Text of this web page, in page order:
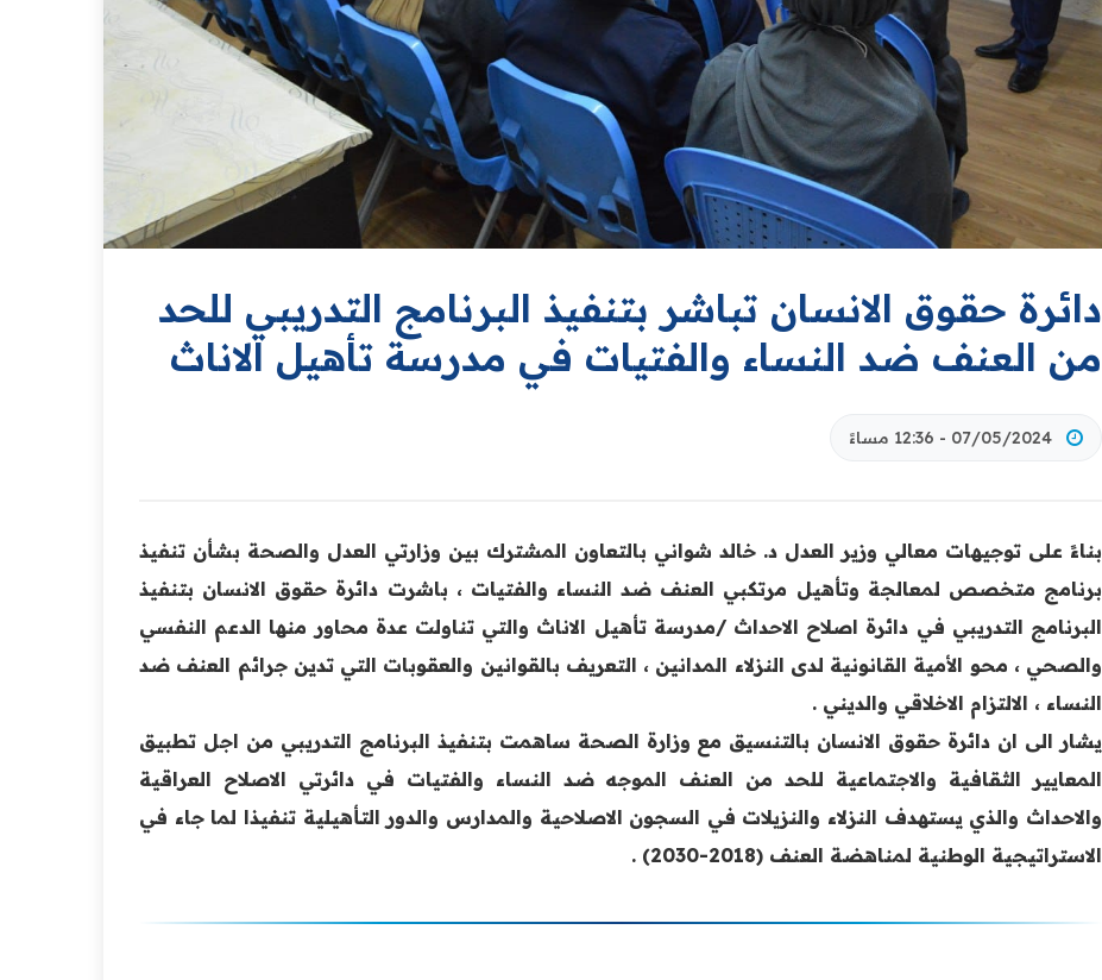
دائرة حقوق الانسان تباشر بتنفيذ البرنامج التدريبي للحد
من العنف ضد النساء والفتيات في مدرسة تأهيل الاناث
07/05/2024 - 12:36 مساءً
بناءً على توجيهات معالي وزير العدل د. خالد شواني بالتعاون المشترك بين وزارتي العدل والصحة بشأن تنفيذ
برنامج متخصص لمعالجة وتأهيل مرتكبي العنف ضد النساء والفتيات ، باشرت دائرة حقوق الانسان بتنفيذ
البرنامج التدريبي في دائرة اصلاح الاحداث /مدرسة تأهيل الاناث والتي تناولت عدة محاور منها الدعم النفسي
والصحي ، محو الأمية القانونية لدى النزلاء المدانين ، التعريف بالقوانين والعقوبات التي تدين جرائم العنف ضد
النساء ، الالتزام الاخلاقي والديني .
يشار الى ان دائرة حقوق الانسان بالتنسيق مع وزارة الصحة ساهمت بتنفيذ البرنامج التدريبي من اجل تطبيق
المعايير الثقافية والاجتماعية للحد من العنف الموجه ضد النساء والفتيات في دائرتي الاصلاح العراقية
والاحداث والذي يستهدف النزلاء والنزيلات في السجون الاصلاحية والمدارس والدور التأهيلية تنفيذا لما جاء في
الاستراتيجية الوطنية لمناهضة العنف (2018-2030) .